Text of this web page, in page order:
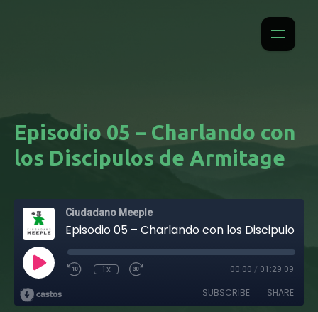
Episodio 05 – Charlando con
los Discipulos de Armitage
Ciudadano Meeple
1x 00:00 / 01:29:09
SUBSCRIBE SHARE